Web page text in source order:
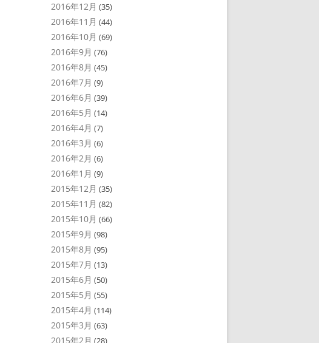
2016年12月 (35)
2016年11月 (44)
2016年10月 (69)
2016年9月 (76)
2016年8月 (45)
2016年7月 (9)
2016年6月 (39)
2016年5月 (14)
2016年4月 (7)
2016年3月 (6)
2016年2月 (6)
2016年1月 (9)
2015年12月 (35)
2015年11月 (82)
2015年10月 (66)
2015年9月 (98)
2015年8月 (95)
2015年7月 (13)
2015年6月 (50)
2015年5月 (55)
2015年4月 (114)
2015年3月 (63)
2015年2月 (28)